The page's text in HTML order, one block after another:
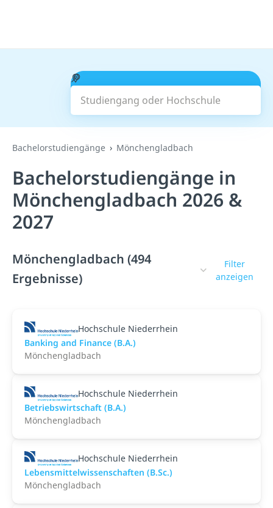
Studiengang oder Hochschule
Suchen
Bachelorstudiengänge Mönchengladbach
Bachelorstudiengänge in
Mönchengladbach 2026 &
2027
Mönchengladbach (494
Ergebnisse)
Filter
anzeigen
Hochschule Niederrhein
Banking and Finance (B.A.)
Mönchengladbach
Hochschule Niederrhein
Betriebswirtschaft (B.A.)
Mönchengladbach
Hochschule Niederrhein
Lebensmittelwissenschaften (B.Sc.)
Mönchengladbach